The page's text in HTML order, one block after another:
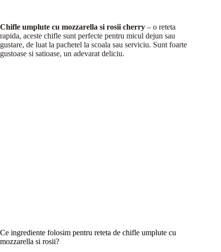
Chifle umplute cu mozzarella si rosii cherry – o reteta
rapida, aceste chifle sunt perfecte pentru micul dejun sau
gustare, de luat la pachetel la scoala sau serviciu. Sunt foarte
gustoase si satioase, un adevarat deliciu.
Ce ingrediente folosim pentru reteta de chifle umplute cu
mozzarella si rosii?